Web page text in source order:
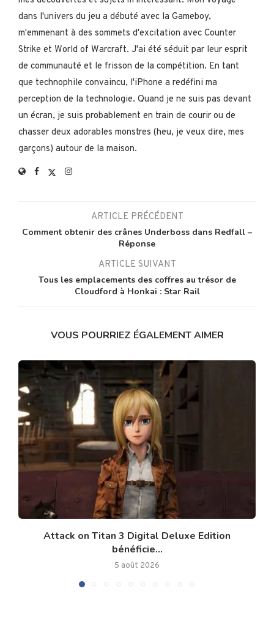
dans l'univers du jeu a débuté avec la Gameboy,
m'emmenant à des sommets d'excitation avec Counter
Strike et World of Warcraft. J'ai été séduit par leur esprit
de communauté et le frisson de la compétition. En tant
que technophile convaincu, l'iPhone a redéfini ma
perception de la technologie. Quand je ne suis pas devant
un écran, je suis probablement en train de courir ou de
chasser deux adorables monstres (heu, je veux dire, mes
garçons) autour de la maison.
ARTICLE PRÉCÉDENT
Comment obtenir des crânes Underboss dans Redfall –
Réponse
ARTICLE SUIVANT
Tous les emplacements des coffres au trésor de
Cloudford à Honkai : Star Rail
VOUS POURRIEZ ÉGALEMENT AIMER
Attack on Titan 3 Digital Deluxe Edition
bénéficie...
5 août 2026